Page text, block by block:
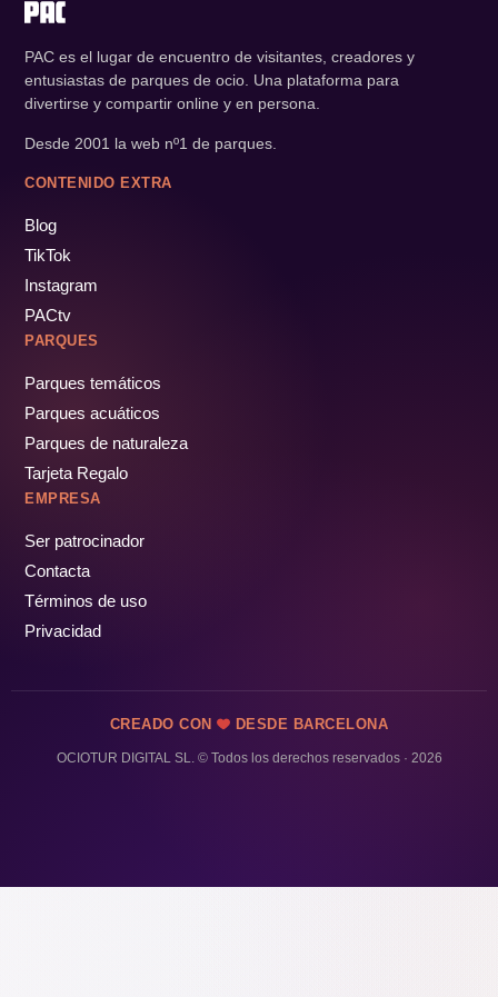
PAC es el lugar de encuentro de visitantes, creadores y
entusiastas de parques de ocio. Una plataforma para
divertirse y compartir online y en persona.
Desde 2001 la web nº1 de parques.
CONTENIDO EXTRA
Blog
TikTok
Instagram
PACtv
PARQUES
Parques temáticos
Parques acuáticos
Parques de naturaleza
Tarjeta Regalo
EMPRESA
Ser patrocinador
Contacta
Términos de uso
Privacidad
CREADO CON DESDE BARCELONA
OCIOTUR DIGITAL SL. © Todos los derechos reservados · 2026